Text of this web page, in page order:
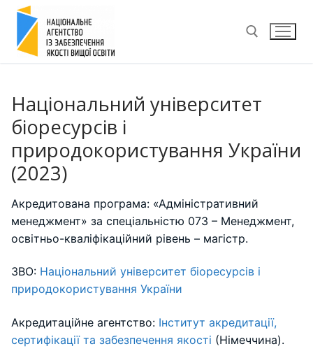
Перейти
вмісту
Національний університет
біоресурсів і
природокористування України
(2023)
Акредитована програма: «Адміністративний
менеджмент» за спеціальністю 073 – Менеджмент,
освітньо-кваліфікаційний рівень – магістр.
ЗВО: Національний університет біоресурсів і
природокористування України
Акредитаційне агентство: Інститут акредитації,
сертифікації та забезпечення якості (Німеччина).